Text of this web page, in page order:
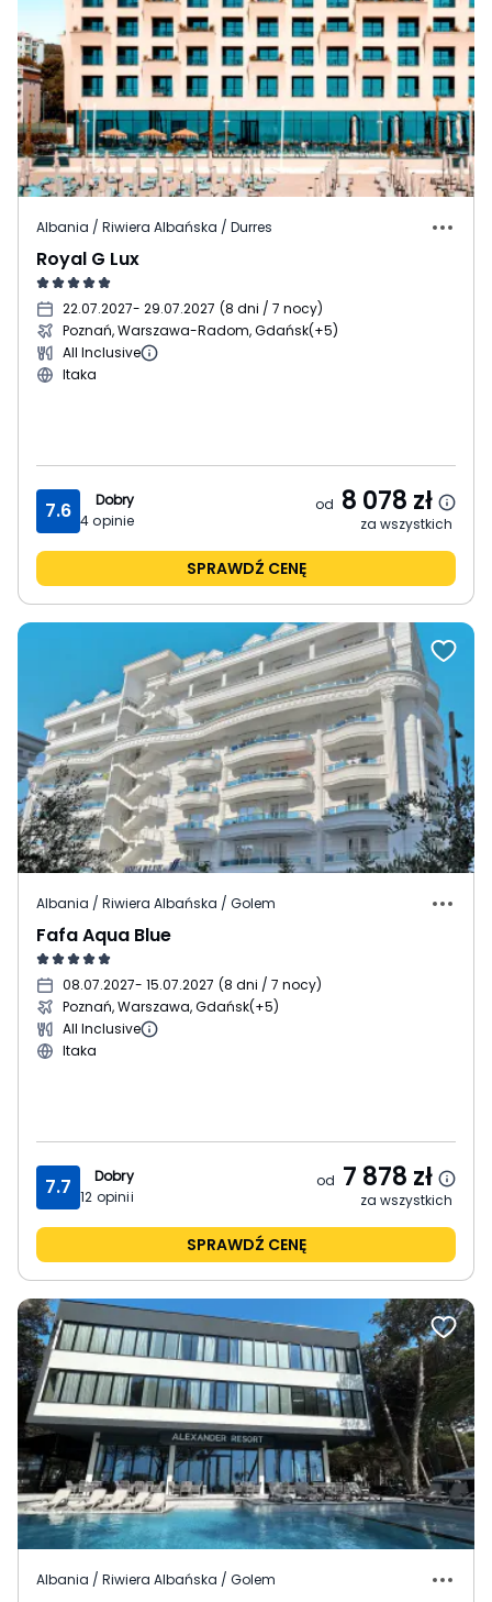
Albania / Riwiera Albańska / Durres
Royal G Lux
22.07.2027- 29.07.2027 (8 dni / 7 nocy)
Poznań, Warszawa-Radom, Gdańsk(+5)
All Inclusive
Itaka
7.6
Dobry
4 opinie
od 8 078 zł
za wszystkich
SPRAWDŹ CENĘ
Albania / Riwiera Albańska / Golem
Fafa Aqua Blue
08.07.2027- 15.07.2027 (8 dni / 7 nocy)
Poznań, Warszawa, Gdańsk(+5)
All Inclusive
Itaka
7.7
Dobry
12 opinii
od 7 878 zł
za wszystkich
SPRAWDŹ CENĘ
Albania / Riwiera Albańska / Golem